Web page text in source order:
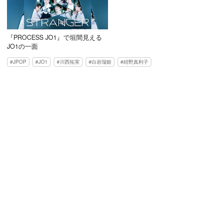
『PROCESS JO1』で垣間見える
JO1の一面
JPOP JO1 川西拓実 白岩瑠姫 紺野真利子